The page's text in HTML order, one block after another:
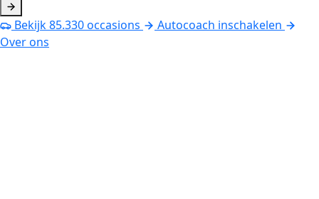
Bekijk85.330occasions
Autocoach inschakelen
Over ons